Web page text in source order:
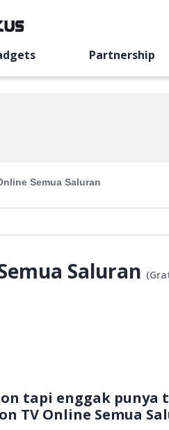
Partnership
Semua Saluran
Saluran (
tapi enggak punya
TV Online Semua